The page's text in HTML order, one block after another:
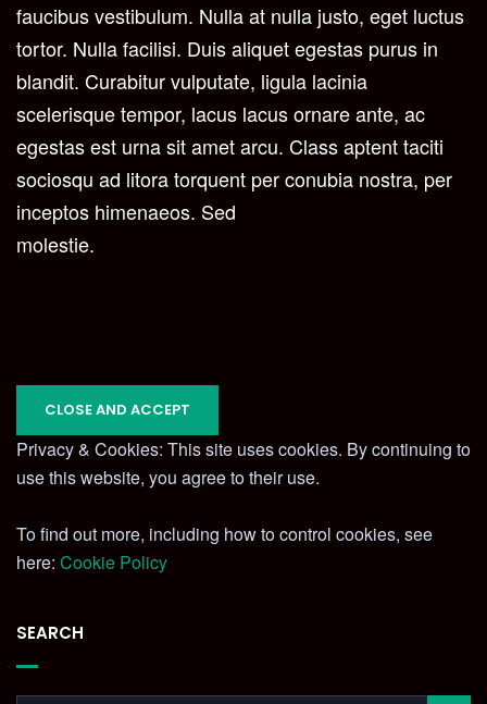
faucibus vestibulum. Nulla at nulla justo, eget luctus
tortor. Nulla facilisi. Duis aliquet egestas purus in
blandit. Curabitur vulputate, ligula lacinia
scelerisque tempor, lacus lacus ornare ante, ac
egestas est urna sit amet arcu. Class aptent taciti
sociosqu ad litora torquent per conubia nostra, per
inceptos himenaeos. Sed
molestie.
Privacy & Cookies: This site uses cookies. By continuing to
use this website, you agree to their use.
To find out more, including how to control cookies, see
here: Cookie Policy
SEARCH